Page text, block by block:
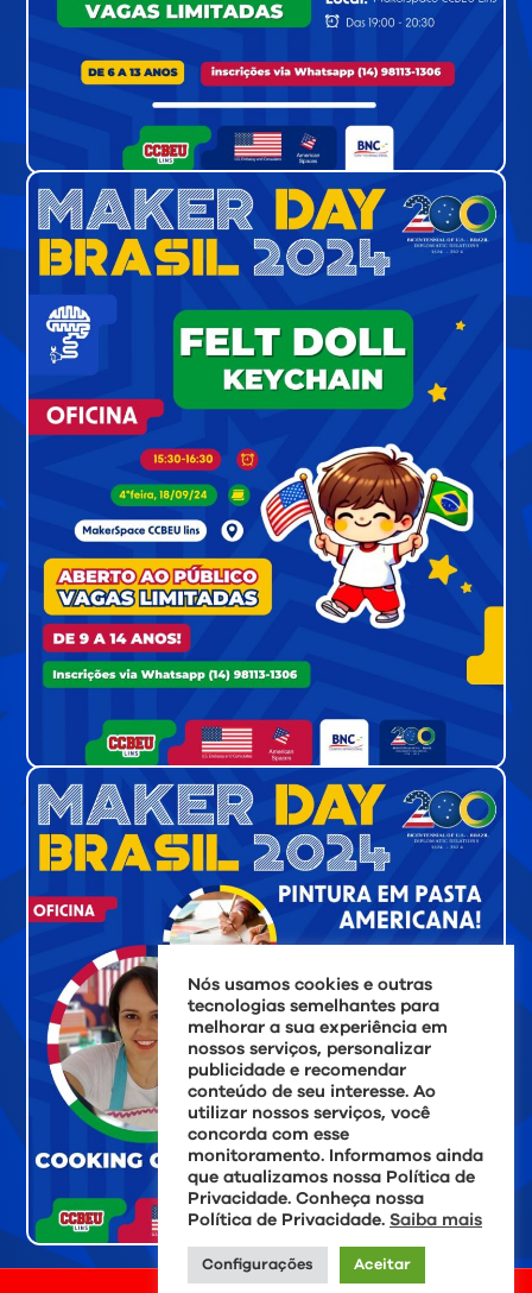
Nós usamos cookies e outras
tecnologias semelhantes para
melhorar a sua experiência em
nossos serviços, personalizar
publicidade e recomendar
conteúdo de seu interesse. Ao
utilizar nossos serviços, você
concorda com esse
monitoramento. Informamos ainda
que atualizamos nossa Política de
Privacidade. Conheça nossa
Política de Privacidade. Saiba mais
Configurações Aceitar